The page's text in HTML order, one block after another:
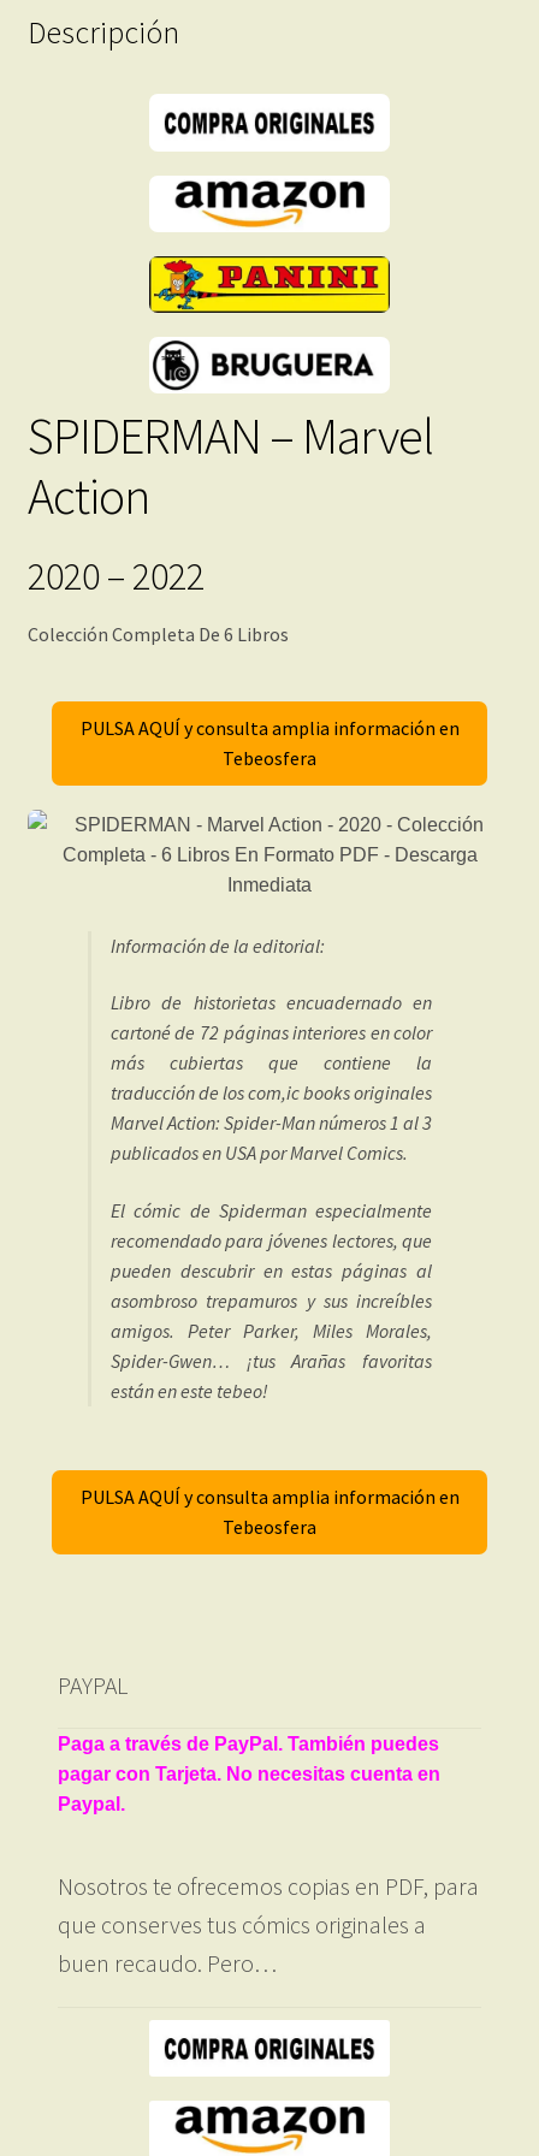
-Descripción
SPIDERMAN – Marvel
Action
2020 – 2022
Colección Completa De 6 Libros
PULSA AQUÍ y consulta amplia información en
Tebeosfera
Información de la editorial:
Libro de historietas encuadernado en
cartoné de 72 páginas interiores en color
más cubiertas que contiene la
traducción de los com,ic books originales
Marvel Action: Spider-Man números 1 al 3
publicados en USA por Marvel Comics.
El cómic de Spiderman especialmente
recomendado para jóvenes lectores, que
pueden descubrir en estas páginas al
asombroso trepamuros y sus increíbles
amigos. Peter Parker, Miles Morales,
Spider-Gwen… ¡tus Arañas favoritas
están en este tebeo!
PULSA AQUÍ y consulta amplia información en
Tebeosfera
PAYPAL
Paga a través de PayPal. También puedes
pagar con Tarjeta. No necesitas cuenta en
Paypal.
Nosotros te ofrecemos copias en PDF, para
que conserves tus cómics originales a
buen recaudo. Pero…